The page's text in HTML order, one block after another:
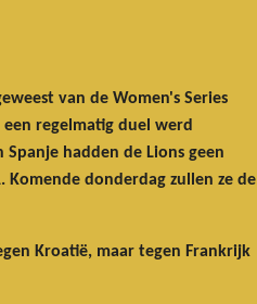
van de Women's Series
regelmatig duel werd
hadden de Lions geen
donderdag zullen ze de
Kroatië, maar tegen Frankrijk